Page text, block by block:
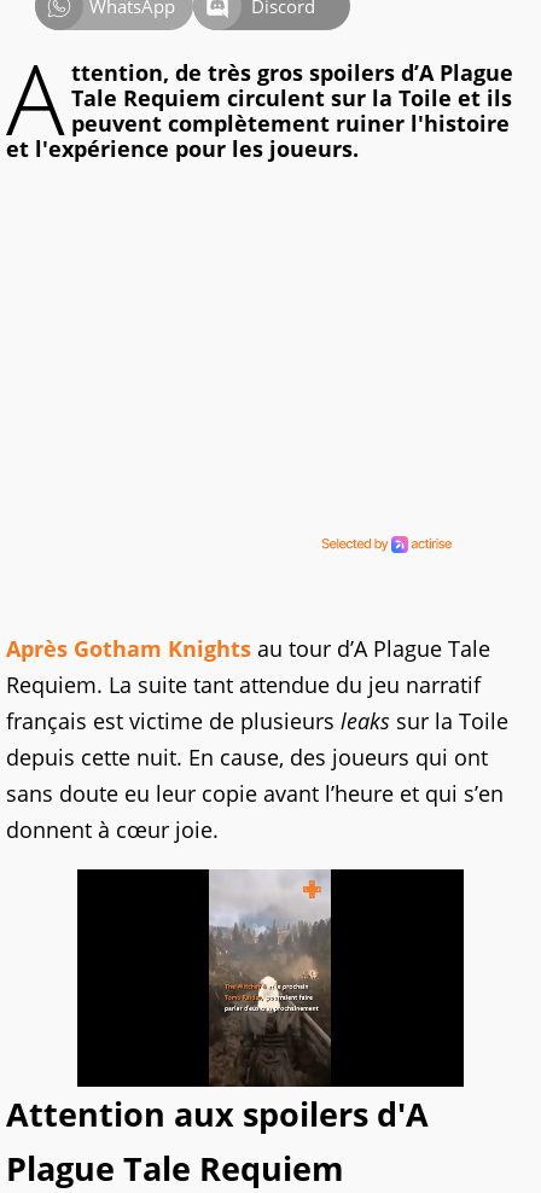
WhatsApp
Discord
A ttention, de très gros spoilers d’A Plague
Tale Requiem circulent sur la Toile et ils
peuvent complètement ruiner l'histoire
et l'expérience pour les joueurs.
Après Gotham Knights au tour d’A Plague Tale
Requiem. La suite tant attendue du jeu narratif
français est victime de plusieurs leaks sur la Toile
depuis cette nuit. En cause, des joueurs qui ont
sans doute eu leur copie avant l’heure et qui s’en
donnent à cœur joie.
Attention aux spoilers d'A
Plague Tale Requiem